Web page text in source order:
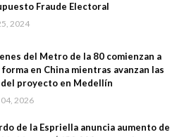
Fraude Electoral
2024
del Metro de la 80 comienzan a
en China mientras avanzan las
proyecto en Medellín
2026
de la Espriella anuncia aumento de